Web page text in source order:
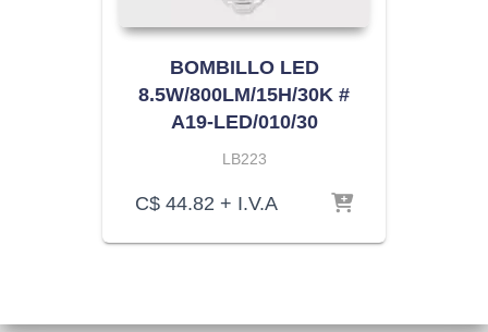
BOMBILLO LED
8.5W/800LM/15H/30K #
A19-LED/010/30
LB223
C$ 44.82 + I.V.A